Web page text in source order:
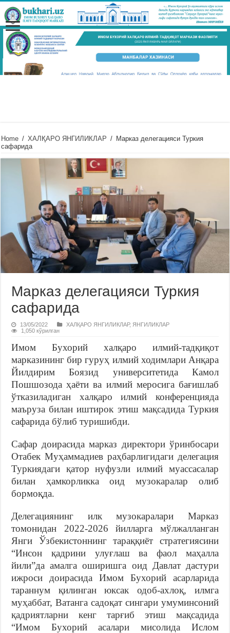
Home / ХАЛҚАРО ЯНГИЛИКЛАР / Марказ делегацияси Туркия
сафарида
Марказ делегацияси Туркия
сафарида
13/05/2022 ХАЛҚАРО ЯНГИЛИКЛАР, ЯНГИЛИКЛАР
1,050 кўрилган
Имом Бухорий халқаро илмий-тадқиқот
марказининг бир гуруҳ илмий ходимлари Анқара
Йилдирим Боязид университетида Камол
Пошшозода ҳаёти ва илмий меросига бағишлаб
ўтказиладиган халқаро илмий конференцияда
маъруза билан иштирок этиш мақсадида Туркия
сафарида бўлиб туришибди.
Сафар доирасида марказ директори ўринбосари
Отабек Муҳаммадиев раҳбарлигидаги делегация
Туркиядаги қатор нуфузли илмий муассасалар
билан ҳамкорликка оид музокаралар олиб
бормоқда.
Делегациянинг илк музокаралари Марказ
томонидан 2022-2026 йилларга мўлжалланган
Янги Ўзбекистоннинг тараққиёт стратегиясини
“Инсон қадрини улуғлаш ва фаол маҳалла
йили”да амалга оширишга оид Давлат дастури
ижроси доирасида Имом Бухорий асарларида
тараннум қилинган юксак одоб-ахлоқ, илмга
муҳаббат, Ватанга садоқат сингари умуминсоний
қадриятларни кенг тарғиб этиш мақсадида
“Имом Бухорий асалари мисолида Ислом